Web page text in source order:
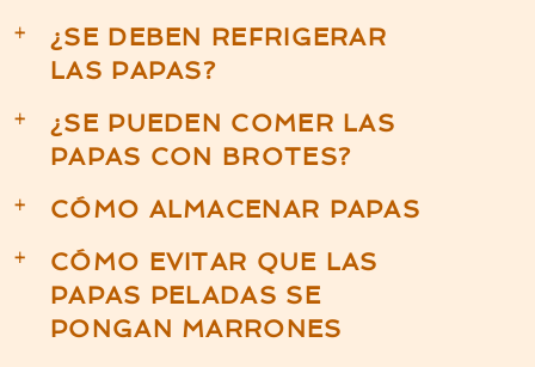
a
¿SE DEBEN REFRIGERAR
LAS PAPAS?
a
¿SE PUEDEN COMER LAS
PAPAS CON BROTES?
a CÓMO ALMACENAR PAPAS
a
CÓMO EVITAR QUE LAS
PAPAS PELADAS SE
PONGAN MARRONES